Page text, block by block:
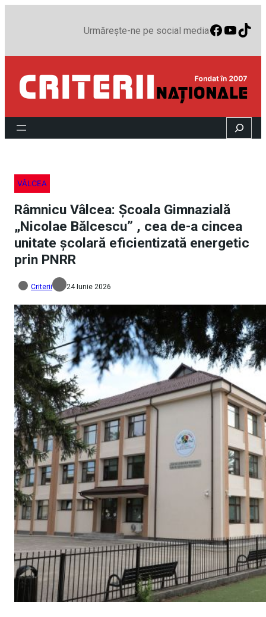
Urmărește-ne pe social media
Search
VÂLCEA
Râmnicu Vâlcea: Școala Gimnazială
„Nicolae Bălcescu” , cea de-a cincea
unitate școlară eficientizată energetic
prin PNRR
Criterii 24 Iunie 2026